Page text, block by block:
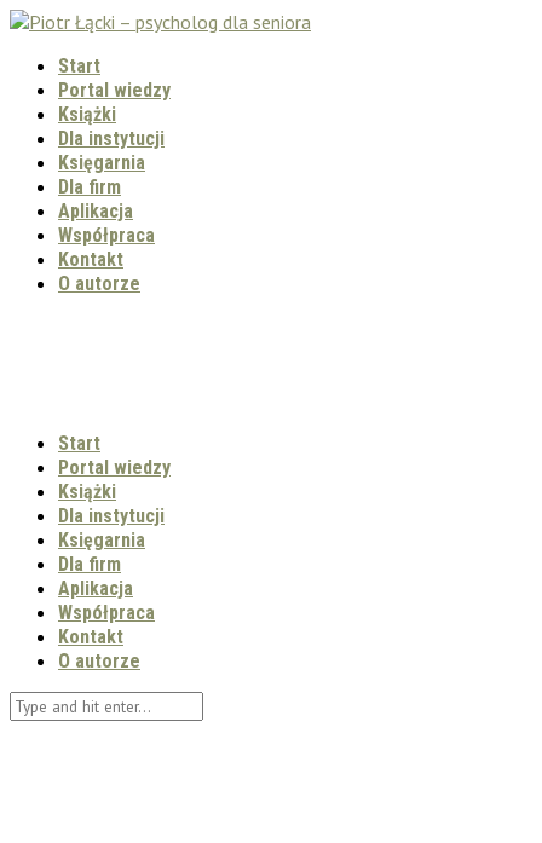
Start
Portal wiedzy
Książki
Dla instytucji
Księgarnia
Dla firm
Aplikacja
Współpraca
Kontakt
O autorze
Start
Portal wiedzy
Książki
Dla instytucji
Księgarnia
Dla firm
Aplikacja
Współpraca
Kontakt
O autorze